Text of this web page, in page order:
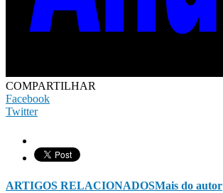
COMPARTILHAR
Facebook
Twitter
ARTIGOS RELACIONADOSMais do autor